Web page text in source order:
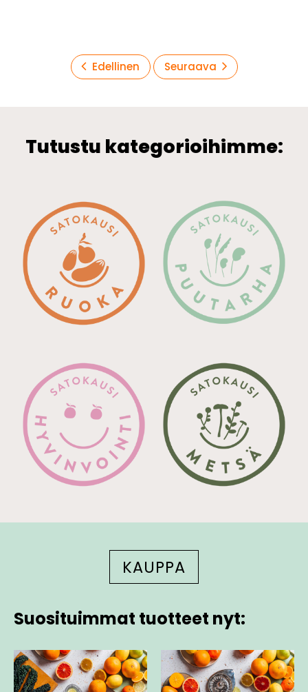
ArtikkelienEdellinen Seuraava
Tutustu kategorioihimme:
KAUPPA
Suosituimmat tuotteet nyt: